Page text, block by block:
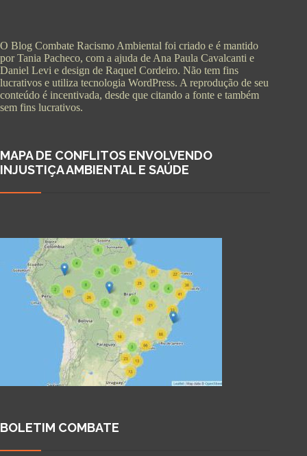
O Blog Combate Racismo Ambiental foi criado e é mantido
por Tania Pacheco, com a ajuda de Ana Paula Cavalcanti e
Daniel Levi e design de Raquel Cordeiro. Não tem fins
lucrativos e utiliza tecnologia WordPress. A reprodução de seu
conteúdo é incentivada, desde que citando a fonte e também
sem fins lucrativos.
MAPA DE CONFLITOS ENVOLVENDO
INJUSTIÇA AMBIENTAL E SAÚDE
BOLETIM COMBATE